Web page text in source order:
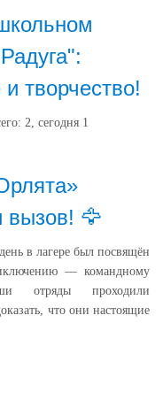
творчество!
2, сегодня 1
вызов! 🦅
в лагере был посвящён
— командному
отряды проходили
что они настоящие